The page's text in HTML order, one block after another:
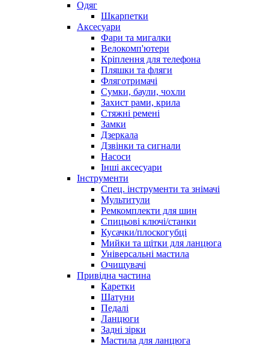
Одяг
Шкарпетки
Аксесуари
Фари та мигалки
Велокомп'ютери
Кріплення для телефона
Пляшки та фляги
Фляготримачі
Сумки, баули, чохли
Захист рами, крила
Стяжні ремені
Замки
Дзеркала
Дзвінки та сигнали
Насоси
Інші аксесуари
Інструменти
Спец. інструменти та знімачі
Мультитули
Ремкомплекти для шин
Спицьові ключі/станки
Кусачки/плоскогубці
Мийки та щітки для ланцюга
Універсальні мастила
Очищувачі
Привідна частина
Каретки
Шатуни
Педалі
Ланцюги
Задні зірки
Мастила для ланцюга